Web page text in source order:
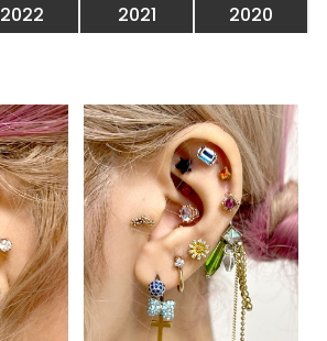
2022 2021 2020